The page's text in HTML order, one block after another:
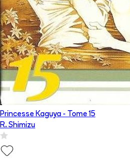
Princesse Kaguya - Tome 15
R. Shimizu